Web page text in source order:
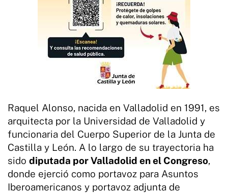
Raquel Alonso, nacida en Valladolid en 1991, es
arquitecta por la Universidad de Valladolid y
funcionaria del Cuerpo Superior de la Junta de
Castilla y León. A lo largo de su trayectoria ha
sido diputada por Valladolid en el Congreso,
donde ejerció como portavoz para Asuntos
Iberoamericanos y portavoz adjunta de